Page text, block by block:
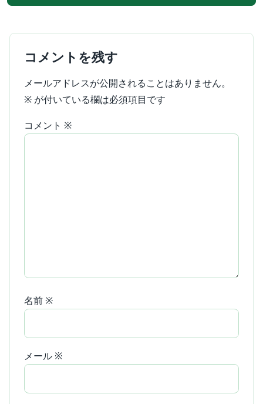
コメントを残す
メールアドレスが公開されることはありません。
※ が付いている欄は必須項目です
コメント ※
名前 ※
メール ※